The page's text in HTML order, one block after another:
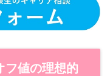
フ値の理想的